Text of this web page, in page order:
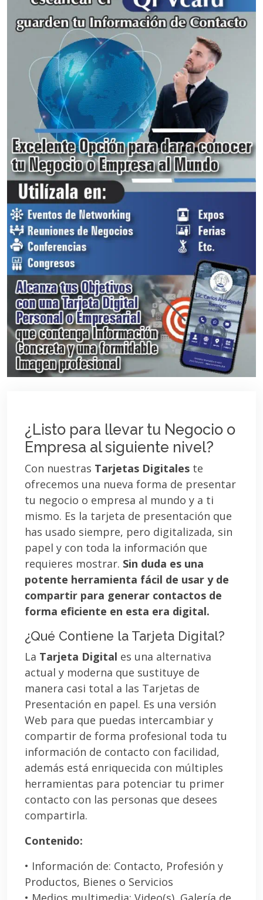
¿Listo para llevar tu Negocio o
Empresa al siguiente nivel?
Con nuestras Tarjetas Digitales te
ofrecemos una nueva forma de presentar
tu negocio o empresa al mundo y a ti
mismo. Es la tarjeta de presentación que
has usado siempre, pero digitalizada, sin
papel y con toda la información que
requieres mostrar. Sin duda es una
potente herramienta fácil de usar y de
compartir para generar contactos de
forma eficiente en esta era digital.
¿Qué Contiene la Tarjeta Digital?
La Tarjeta Digital es una alternativa
actual y moderna que sustituye de
manera casi total a las Tarjetas de
Presentación en papel. Es una versión
Web para que puedas intercambiar y
compartir de forma profesional toda tu
información de contacto con facilidad,
además está enriquecida con múltiples
herramientas para potenciar tu primer
contacto con las personas que desees
compartirla.
Contenido:
• Información de: Contacto, Profesión y
Productos, Bienes o Servicios